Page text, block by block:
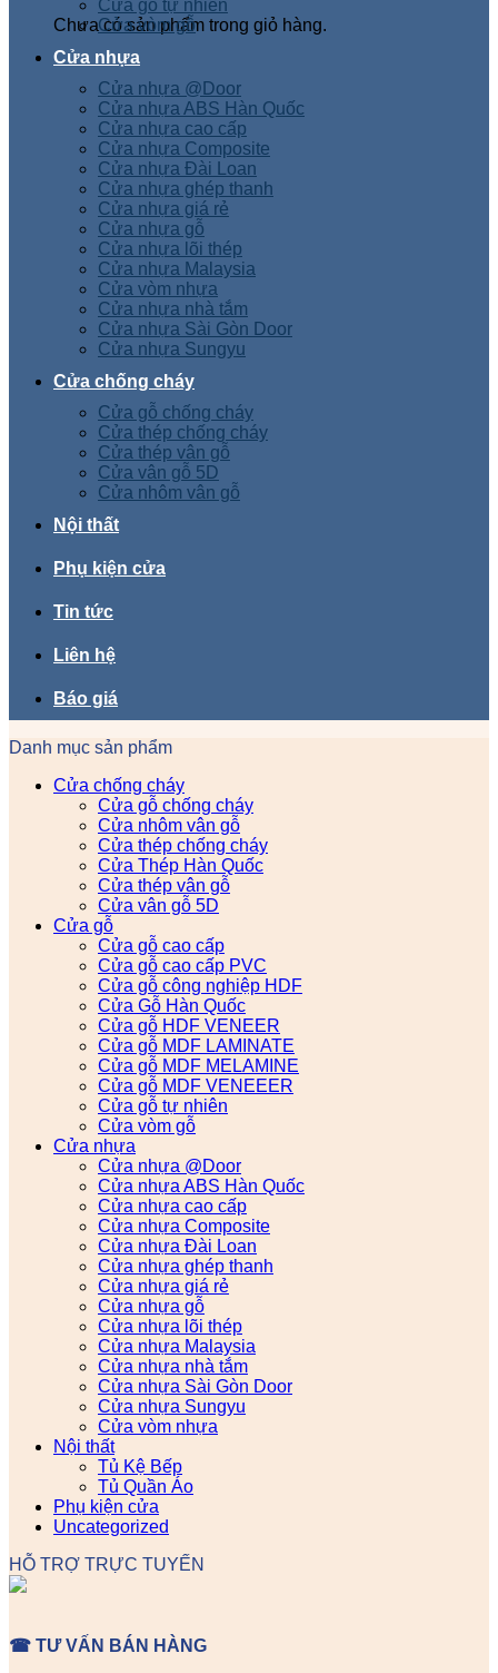
Chưa có sản phẩm trong giỏ hàng.
Cửa gỗ tự nhiên
Cửa vòm gỗ
Cửa nhựa
Cửa nhựa @Door
Cửa nhựa ABS Hàn Quốc
Cửa nhựa cao cấp
Cửa nhựa Composite
Cửa nhựa Đài Loan
Cửa nhựa ghép thanh
Cửa nhựa giá rẻ
Cửa nhựa gỗ
Cửa nhựa lõi thép
Cửa nhựa Malaysia
Cửa vòm nhựa
Cửa nhựa nhà tắm
Cửa nhựa Sài Gòn Door
Cửa nhựa Sungyu
Cửa chống cháy
Cửa gỗ chống cháy
Cửa thép chống cháy
Cửa thép vân gỗ
Cửa vân gỗ 5D
Cửa nhôm vân gỗ
Nội thất
Phụ kiện cửa
Tin tức
Liên hệ
Báo giá
Danh mục sản phẩm
Cửa chống cháy
Cửa gỗ chống cháy
Cửa nhôm vân gỗ
Cửa thép chống cháy
Cửa Thép Hàn Quốc
Cửa thép vân gỗ
Cửa vân gỗ 5D
Cửa gỗ
Cửa gỗ cao cấp
Cửa gỗ cao cấp PVC
Cửa gỗ công nghiệp HDF
Cửa Gỗ Hàn Quốc
Cửa gỗ HDF VENEER
Cửa gỗ MDF LAMINATE
Cửa gỗ MDF MELAMINE
Cửa gỗ MDF VENEEER
Cửa gỗ tự nhiên
Cửa vòm gỗ
Cửa nhựa
Cửa nhựa @Door
Cửa nhựa ABS Hàn Quốc
Cửa nhựa cao cấp
Cửa nhựa Composite
Cửa nhựa Đài Loan
Cửa nhựa ghép thanh
Cửa nhựa giá rẻ
Cửa nhựa gỗ
Cửa nhựa lõi thép
Cửa nhựa Malaysia
Cửa nhựa nhà tắm
Cửa nhựa Sài Gòn Door
Cửa nhựa Sungyu
Cửa vòm nhựa
Nội thất
Tủ Kệ Bếp
Tủ Quần Áo
Phụ kiện cửa
Uncategorized
HỖ TRỢ TRỰC TUYẾN
☎ TƯ VẤN BÁN HÀNG